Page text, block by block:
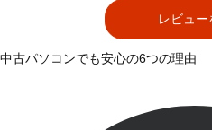
レビュー
中古パソコンでも安心の6つの理由